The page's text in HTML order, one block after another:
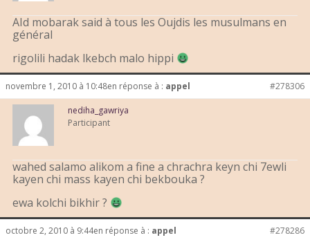
AId mobarak said à tous les Oujdis les musulmans en
général
rigolili hadak lkebch malo hippi
novembre 1, 2010 à 10:48en réponse à : appel #278306
nediha_gawriya
Participant
wahed salamo alikom a fine a chrachra keyn chi 7ewli
kayen chi mass kayen chi bekbouka ?
ewa kolchi bikhir ?
octobre 2, 2010 à 9:44en réponse à : appel #278286